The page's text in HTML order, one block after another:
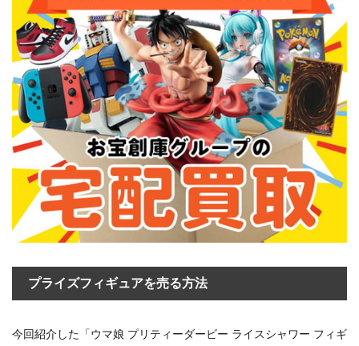
プライズフィギュアを売る方法
今回紹介した「ウマ娘 プリティーダービー ライスシャワー フィギ